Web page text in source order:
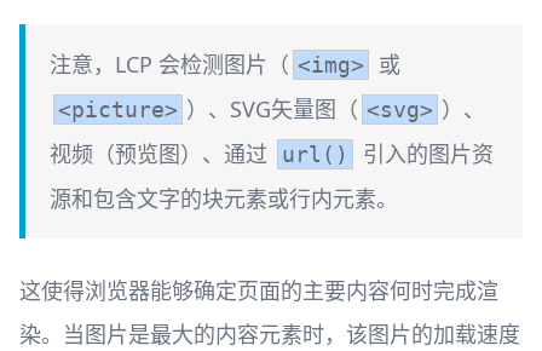
注意，LCP 会检测图片（ <img> 或
<picture> ）、SVG矢量图（ <svg> ）、
视频（预览图）、通过
url()
引入的图片资
源和包含文字的块元素或行内元素。
这使得浏览器能够确定页面的主要内容何时完成渲
染。当图片是最大的内容元素时，该图片的加载速度